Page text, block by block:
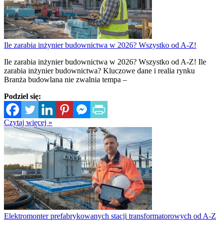
Ile zarabia inżynier budownictwa w 2026? Wszystko od A-Z!
Ile zarabia inżynier budownictwa w 2026? Wszystko od A-Z! Ile
zarabia inżynier budownictwa? Kluczowe dane i realia rynku
Branża budowlana nie zwalnia tempa –
Podziel się:
Czytaj więcej »
Elektromonter prefabrykowanych stacji transformatorowych od A-Z